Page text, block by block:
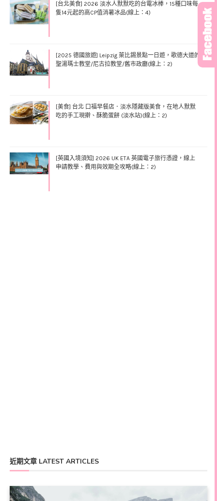
[台北美食] 2026 淡水人默默吃的台電冰棒，15種口味每
隻14元起的高CP值消暑冰品(線上：4)
[2025 德國旅遊] Leipzig 萊比錫景點一日遊，歌德大道的
聖湯瑪士教堂/尼古拉教堂/舊市政廳(線上：2)
[美食] 台北 口福早餐店．淡水隱藏版美食，在地人默默
吃的手工現擀、酥脆蛋餅 (淡水站)(線上：2)
[英國入境須知] 2026 UK ETA 英國電子旅行憑證，線上
申請教學、費用與效期全攻略(線上：2)
近期文章 LATEST ARTICLES